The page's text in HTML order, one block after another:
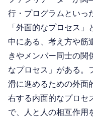
行・プログラムといっ
「外面的なプロセス
中にある、考え方や筋
きやメンバー同士の関
なプロセス」がある。
滑に進めるための外面
右する内面的なプロセ
で、人と人の相互作用